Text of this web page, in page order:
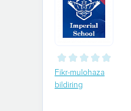
Fikr-mulohaza
bildiring